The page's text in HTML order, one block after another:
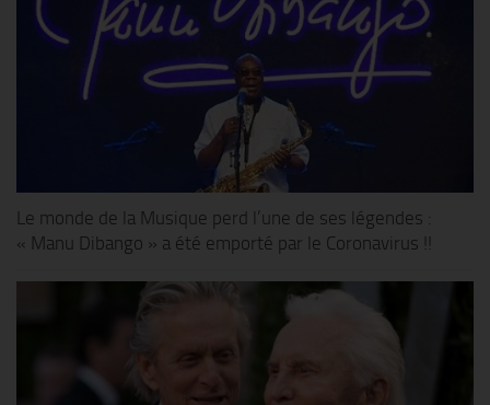
Le monde de la Musique perd l’une de ses légendes :
« Manu Dibango » a été emporté par le Coronavirus !!